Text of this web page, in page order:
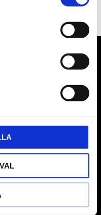
integritetspolicy.
verktyg, ATH billyftar
Kontakta oss